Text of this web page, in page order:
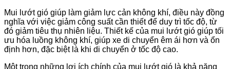
Mui lướt gió giúp làm giảm lực cản không khí, điều này đồng
nghĩa với việc giảm công suất cần thiết để duy trì tốc độ, từ
đó giảm tiêu thụ nhiên liệu. Thiết kế của mui lướt gió giúp tối
ưu hóa luồng không khí, giúp xe di chuyển êm ái hơn và ổn
định hơn, đặc biệt là khi di chuyển ở tốc độ cao.
Một trong những lợi ích chính của mui lướt gió là khả năng